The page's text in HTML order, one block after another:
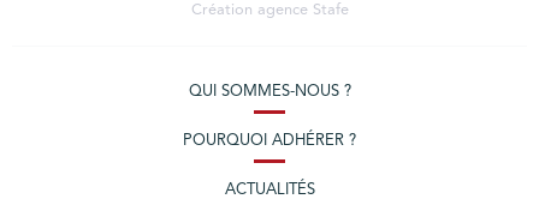
Création agence Stafe
QUI SOMMES-NOUS ?
POURQUOI ADHÉRER ?
ACTUALITÉS